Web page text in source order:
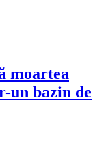
moartea
un bazin de